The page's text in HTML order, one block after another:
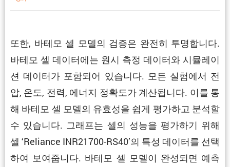
또한, 바테모 셀 모델의 검증은 완전히 투명합니다.
바테모 셀 데이터에는 원시 측정 데이터와 시뮬레이
션 데이터가 포함되어 있습니다. 모든 실험에서 전
압, 온도, 전력, 에너지 정확도가 계산됩니다. 이를 통
해 바테모 셀 모델의 유효성을 쉽게 평가하고 분석할
수 있습니다. 그래프는 셀의 성능을 평가하기 위해
셀 ‘Reliance INR21700-RS40’의 특성 데이터를 선택
하여 보여줍니다. 바테모 셀 모델이 완성되면 예측